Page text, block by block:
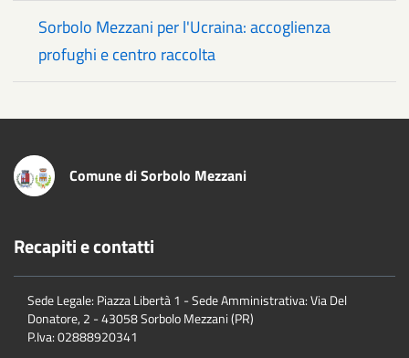
Sorbolo Mezzani per l'Ucraina: accoglienza
profughi e centro raccolta
Comune di Sorbolo Mezzani
Recapiti e contatti
Sede Legale: Piazza Libertà 1 - Sede Amministrativa: Via Del
Donatore, 2 - 43058 Sorbolo Mezzani (PR)
P.Iva:02888920341